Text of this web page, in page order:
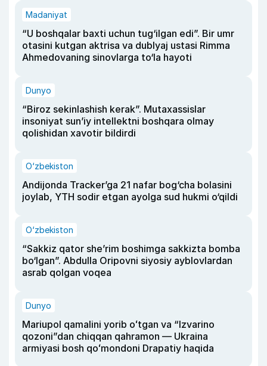
Madaniyat
“U boshqalar baxti uchun tug‘ilgan edi”. Bir umr
otasini kutgan aktrisa va dublyaj ustasi Rimma
Ahmedovaning sinovlarga to‘la hayoti
Dunyo
“Biroz sekinlashish kerak”. Mutaxassislar
insoniyat sun’iy intellektni boshqara olmay
qolishidan xavotir bildirdi
O‘zbekiston
Andijonda Tracker’ga 21 nafar bog‘cha bolasini
joylab, YTH sodir etgan ayolga sud hukmi o‘qildi
O‘zbekiston
“Sakkiz qator she’rim boshimga sakkizta bomba
bo‘lgan”. Abdulla Oripovni siyosiy ayblovlardan
asrab qolgan voqea
Dunyo
Mariupol qamalini yorib oʻtgan va “Izvarino
qozoni”dan chiqqan qahramon — Ukraina
armiyasi bosh qoʻmondoni Drapatiy haqida